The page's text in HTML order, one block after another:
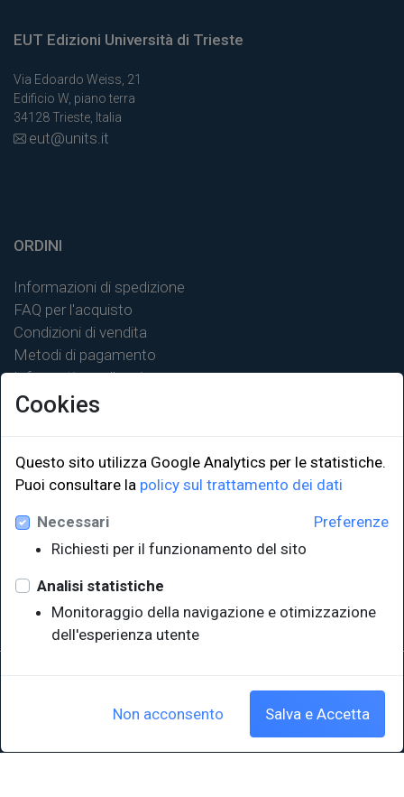
EUT Edizioni Università di Trieste
Via Edoardo Weiss, 21
Edificio W, piano terra
34128 Trieste, Italia
eut@units.it
ORDINI
Informazioni di spedizione
FAQ per l'acquisto
Condizioni di vendita
Metodi di pagamento
Informativa sulla privacy
LINK ISTITUZIONALI
Università degli Studi di Trieste
Sistema Bibliotecario di Ateneo
EUT in cifre
P.IVA 00211830328 - C.F. 80013890324 - P.E.C.: ateneo@pec.units.it
Cookies
Questo sito utilizza Google Analytics per le statistiche.
Puoi consultare la policy sul trattamento dei dati
Preferenze
Necessari
Richiesti per il funzionamento del sito
Analisi statistiche
Monitoraggio della navigazione e otimizzazione
dell'esperienza utente
Non acconsento Salva e Accetta